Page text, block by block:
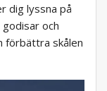
dig lyssna på
och
förbättra skålen